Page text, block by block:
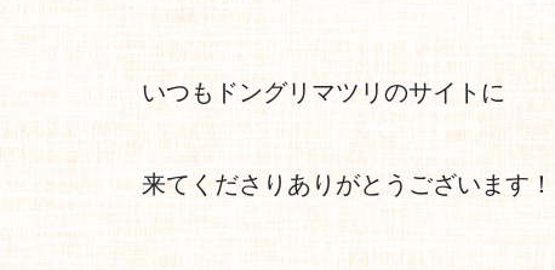
いつもドングリマツリのサイトに
来てくださりありがとうございます！